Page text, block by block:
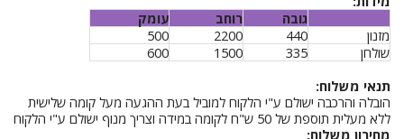
גובה
רוחב
עומק
מזנון
440
2200
500
שולחן
335
1500
600
תנאי משלוח:
הובלה והרכבה ישולם ע"י הלקוח למוביל בעת ההגעה מעל קומה שלישית
ללא מעלית תוספת של 50 ש"ח לקומה במידה וצריך מנוף ישולם ע"י הלקוח
מחירון משלוח: